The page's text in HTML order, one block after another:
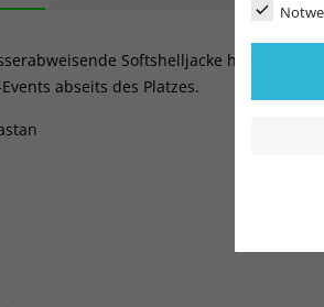
Softshelljacke hält Dich
abseits des Platzes.